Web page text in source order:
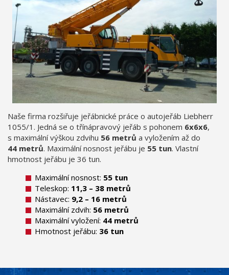
Naše firma rozšiřuje jeřábnické práce o autojeřáb Liebherr
1055/1. Jedná se o třínápravový jeřáb s pohonem 6x6x6,
s maximální výškou zdvihu 56 metrů a vyložením až do
44 metrů. Maximální nosnost jeřábu je 55 tun. Vlastní
hmotnost jeřábu je 36 tun.
Maximální nosnost: 55 tun
Teleskop: 11,3 – 38 metrů
Nástavec: 9,2 – 16 metrů
Maximální zdvih: 56 metrů
Maximální vyložení: 44 metrů
Hmotnost jeřábu: 36 tun